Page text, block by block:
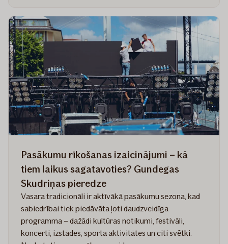
pasargā
no
zaudējumiem
Pasākumu rīkošanas izaicinājumi – kā
tiem laikus sagatavoties? Gundegas
Skudriņas pieredze
Vasara tradicionāli ir aktīvākā pasākumu sezona, kad
sabiedrībai tiek piedāvāta ļoti daudzveidīga
programma – dažādi kultūras notikumi, festivāli,
koncerti, izstādes, sporta aktivitātes un citi svētki.